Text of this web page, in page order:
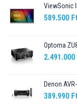
ViewSonic
589.500
Optoma
2.491.000
Denon
389.990